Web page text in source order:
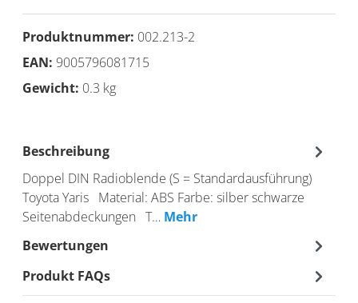
Produktnummer: 002.213-2
EAN: 9005796081715
Gewicht: 0.3 kg
Beschreibung
Doppel DIN Radioblende (S = Standardausführung)
Toyota Yaris Material: ABS Farbe: silber schwarze
Seitenabdeckungen T… Mehr
Bewertungen
Produkt FAQs